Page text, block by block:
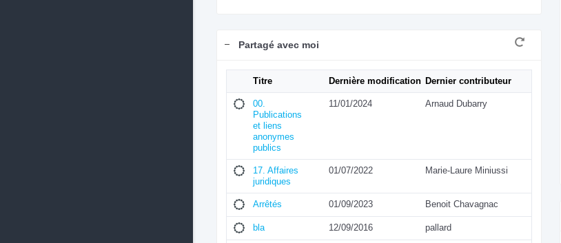
Partagé avec moi
Titre Dernière modification Dernier contributeur
00.
Publications
et liens
anonymes
publics
11/01/2024 Arnaud Dubarry
17. Affaires
juridiques
01/07/2022 Marie-Laure Miniussi
Arrêtés 01/09/2023 Benoit Chavagnac
bla 12/09/2016 pallard